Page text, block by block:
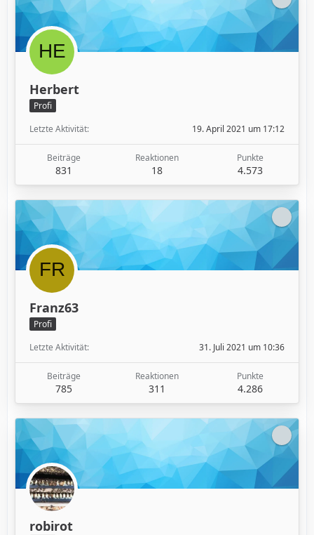
Herbert
Profi
Letzte Aktivität
19. April 2021 um 17:12
Beiträge
831
Reaktionen
18
Punkte
4.573
Franz63
Profi
Letzte Aktivität
31. Juli 2021 um 10:36
Beiträge
785
Reaktionen
311
Punkte
4.286
robirot